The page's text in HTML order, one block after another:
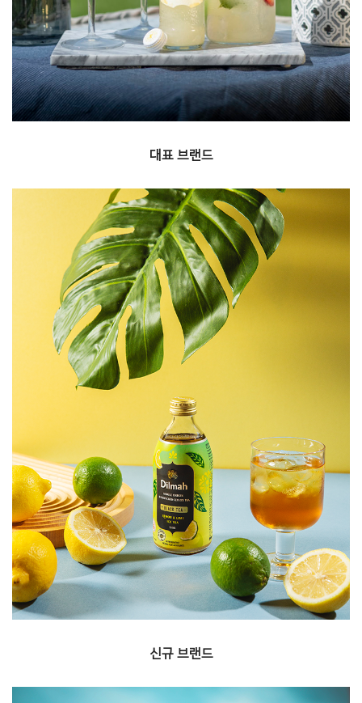
랭거스, 라우치, 프랭클린, 아마타임 등 국내에서
사랑받는 음료를 독점 수입 하고 있습니다.
대표 브랜드
새로운 브랜드, 음료를 발굴하여 국내에 '첫' 선
보입니다.
신규 브랜드